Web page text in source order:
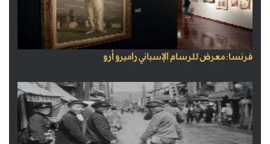
فرنسا: معرض للرسام الإسباني راميرو أرو